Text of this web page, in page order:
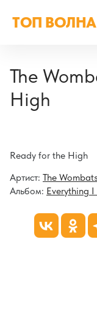
ТОП ВОЛНА
The
High
Ready for the High
Артист: The
Альбом: Everything